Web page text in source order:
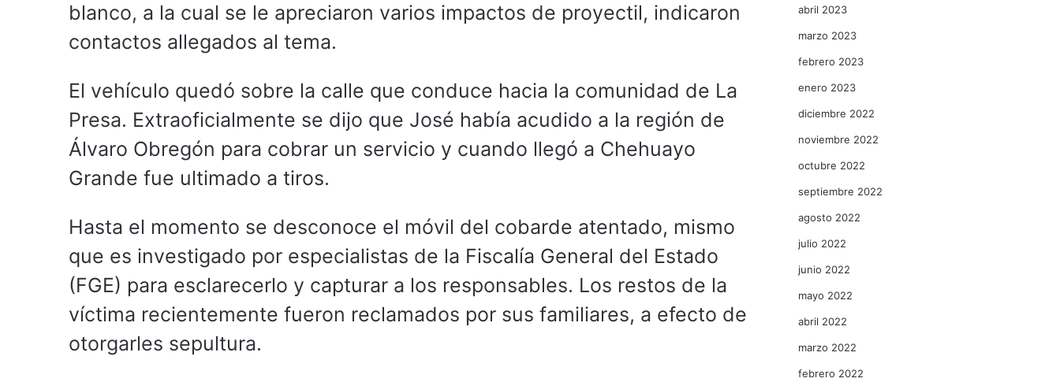
blanco, a la cual se le apreciaron varios impactos de proyectil, indicaron
contactos allegados al tema.
El vehículo quedó sobre la calle que conduce hacia la comunidad de La
Presa. Extraoficialmente se dijo que José había acudido a la región de
Álvaro Obregón para cobrar un servicio y cuando llegó a Chehuayo
Grande fue ultimado a tiros.
Hasta el momento se desconoce el móvil del cobarde atentado, mismo
que es investigado por especialistas de la Fiscalía General del Estado
(FGE) para esclarecerlo y capturar a los responsables. Los restos de la
víctima recientemente fueron reclamados por sus familiares, a efecto de
otorgarles sepultura.
abril 2023
marzo 2023
febrero 2023
enero 2023
diciembre 2022
noviembre 2022
octubre 2022
septiembre 2022
agosto 2022
julio 2022
junio 2022
mayo 2022
abril 2022
marzo 2022
febrero 2022